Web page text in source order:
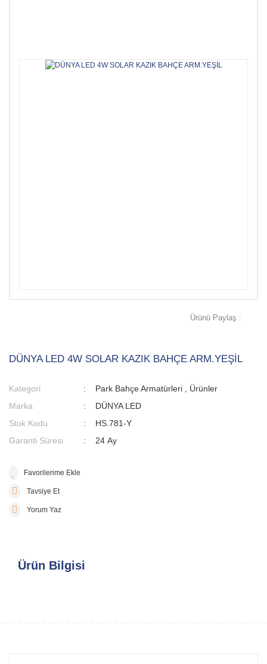
Ürünü Paylaş :
DÜNYA LED 4W SOLAR KAZIK BAHÇE ARM.YEŞİL
Kategori Park Bahçe Armatürleri
Ürünler
Marka
DÜNYA LED
Stok Kodu
HS.781-Y
Garanti Süresi
24 Ay
Tavsiye Et
Yorum Yaz
Ürün Bilgisi